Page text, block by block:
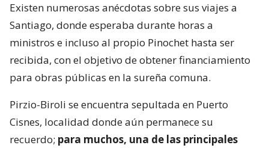
Existen numerosas anécdotas sobre sus viajes a
Santiago, donde esperaba durante horas a
ministros e incluso al propio Pinochet hasta ser
recibida, con el objetivo de obtener financiamiento
para obras públicas en la sureña comuna.
Pirzio-Biroli se encuentra sepultada en Puerto
Cisnes, localidad donde aún permanece su
recuerdo; para muchos, una de las principales